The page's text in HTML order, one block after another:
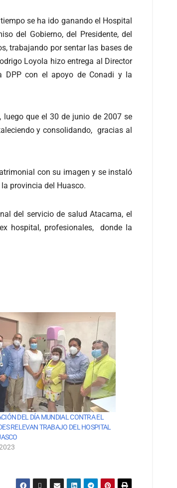
se ha ido ganando el Hospital
del Gobierno, del Presidente, del
trabajando por sentar las bases de
Loyola hizo entrega al Director
DPP con el apoyo de Conadi y la
que el 30 de junio de 2007 se
y consolidando, gracias al
con su imagen y se instaló
provincia del Huasco.
del servicio de salud Atacama, el
hospital, profesionales, donde la
DEL DÍA MUNDIAL CONTRA EL
RELEVAN TRABAJO DEL HOSPITAL